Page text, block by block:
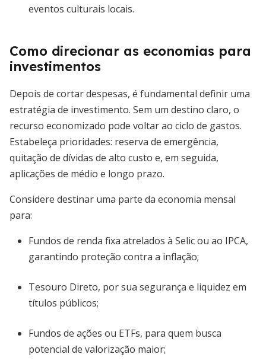
eventos culturais locais.
Como direcionar as economias para
investimentos
Depois de cortar despesas, é fundamental definir uma
estratégia de investimento. Sem um destino claro, o
recurso economizado pode voltar ao ciclo de gastos.
Estabeleça prioridades: reserva de emergência,
quitação de dívidas de alto custo e, em seguida,
aplicações de médio e longo prazo.
Considere destinar uma parte da economia mensal
para:
Fundos de renda fixa atrelados à Selic ou ao IPCA,
garantindo proteção contra a inflação;
Tesouro Direto, por sua segurança e liquidez em
títulos públicos;
Fundos de ações ou ETFs, para quem busca
potencial de valorização maior;